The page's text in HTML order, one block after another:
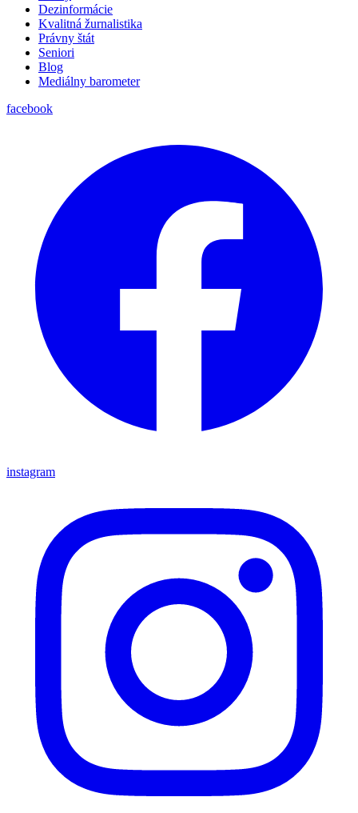
Dezinformácie
Kvalitná žurnalistika
Právny štát
Seniori
Blog
Mediálny barometer
facebook
instagram